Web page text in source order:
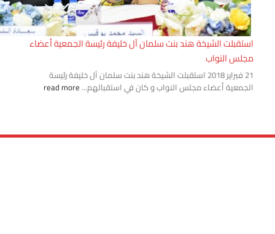
الشيخة هند بنت سلمان آل خليفة رئيسة الجمعية أعضاء
النواب
21 فبراير 2018 استقبلت الشيخة هند بنت سلمان آل خليفة رئيسة
أعضاء مجلس النواب و كان في استقبالهم...read more